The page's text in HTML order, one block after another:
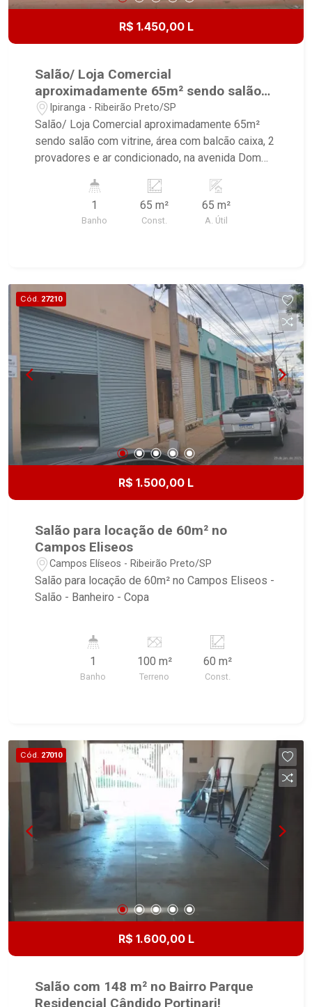
R$ 1.450,00 L
Salão/ Loja Comercial
aproximadamente 65m² sendo salão
com vitrine, área com balcão caixa, 2
provadores e ar condicionado, na
avenida Dom Pedro I;
Ipiranga - Ribeirão Preto/SP
Salão/ Loja Comercial aproximadamente 65m²
sendo salão com vitrine, área com balcão caixa, 2
provadores e ar condicionado, na avenida Dom
caixa, 2 provadores e ar condicionado - 1
banheiro - 1 sala para escritório - planejados
existentes podem permanecer ou serem
1
Banho
65 m²
Const.
65 m²
A. Útil
Cód. 27210
R$ 1.500,00 L
Salão para locação de 60m² no
Campos Eliseos
Campos Elíseos - Ribeirão Preto/SP
Salão para locação de 60m² no Campos Eliseos -
Salão - Banheiro - Copa
1
Banho
100 m²
Terreno
60 m²
Const.
Cód. 27010
R$ 1.600,00 L
Salão com 148 m² no Bairro Parque
Residencial Cândido Portinari!